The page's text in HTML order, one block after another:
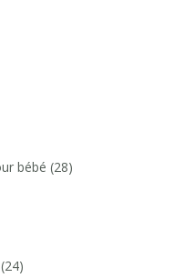
bébé (28)
(24)